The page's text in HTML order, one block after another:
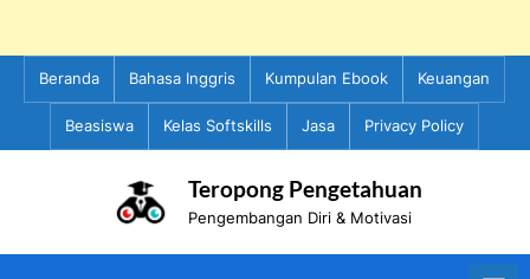
content
Beranda Bahasa Inggris Kumpulan Ebook Keuangan
Beasiswa Kelas Softskills Jasa Privacy Policy
Teropong Pengetahuan
Pengembangan Diri & Motivasi